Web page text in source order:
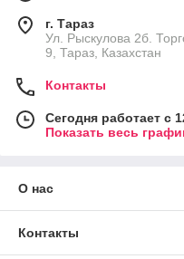
г. Тараз
Ул. Рыскулова 2б.
9, Тараз, Казахстан
Контакты
Сегодня работает с
Показать весь
О нас
Контакты